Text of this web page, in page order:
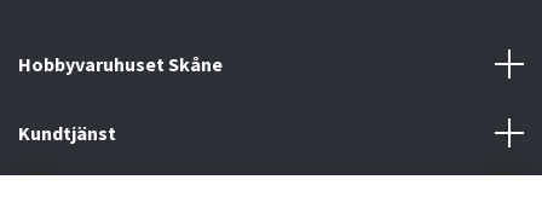
Hobbyvaruhuset Skåne
Kundtjänst